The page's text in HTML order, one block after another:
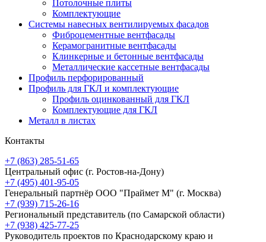
Потолочные плиты
Комплектующие
Системы навесных вентилируемых фасадов
Фиброцементные вентфасады
Керамогранитные вентфасады
Клинкерные и бетонные вентфасады
Металлические кассетные вентфасады
Профиль перфорированный
Профиль для ГКЛ и комплектующие
Профиль оцинкованный для ГКЛ
Комплектующие для ГКЛ
Металл в листах
Контакты
+7 (863) 285-51-65
Центральный офис (г. Ростов-на-Дону)
+7 (495) 401-95-05
Генеральный партнёр ООО "Праймет М" (г. Москва)
+7 (939) 715-26-16
Региональный представитель (по Самарской области)
+7 (938) 425-77-25
Руководитель проектов по Краснодарскому краю и